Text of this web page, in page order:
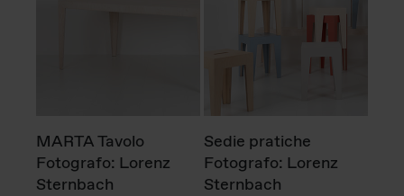
MARTA Tavolo
Fotografo: Lorenz
Sternbach
Sedie pratiche
Fotografo: Lorenz
Sternbach